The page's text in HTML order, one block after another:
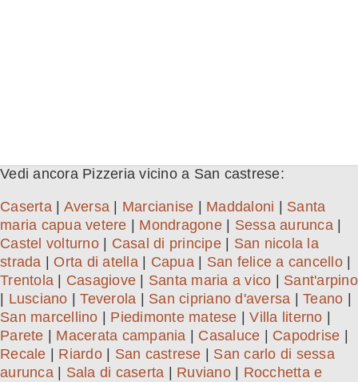
Vedi ancora Pizzeria vicino a San castrese:
Caserta| Aversa Marcianise Maddaloni
Santa
maria capua vetere
Mondragone| Sessa aurunca|
Castel volturno| Casal di principe| San nicola la
strada
Orta di atella| Capua| San felice a cancello|
Trentola
Casagiove Santa maria a vico
Sant'arpino
Lusciano |Teverola San cipriano d'aversa Teano
San marcellino
Piedimonte matese |Villa literno
Parete
Macerata campania Casaluce Capodrise
Recale
Riardo| San castrese
San carlo di sessa
aurunca| Sala di caserta Ruviano| Rocchetta e